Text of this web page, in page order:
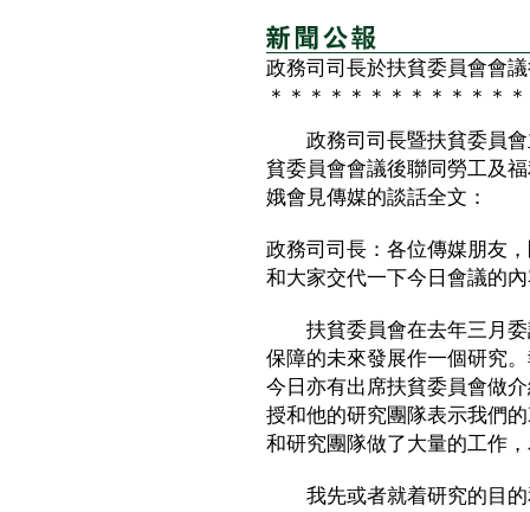
政務司司長於扶貧委員會會
＊＊＊＊＊＊＊＊＊＊＊＊
政務司司長暨扶貧委員會
貧委員會會議後聯同勞工及
娥會見傳媒的談話全文：
政務司司長：各位傳媒朋友
和大家交代一下今日會議的
扶貧委員會在去年三月委
保障的未來發展作一個研究
今日亦有出席扶貧委員會做
授和他的研究團隊表示我們
和研究團隊做了大量的工作
我先或者就着研究的目的